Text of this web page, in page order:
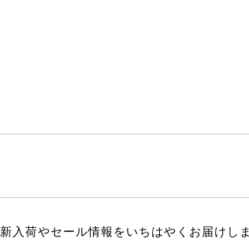
新入荷やセール情報をいちはやくお届けしま